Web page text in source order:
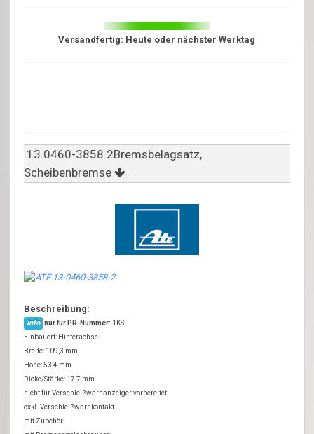
Versandfertig: Heute oder nächster Werktag
13.0460-3858.2Bremsbelagsatz,
Scheibenbremse
Beschreibung:
info nur für PR-Nummer: 1KS
Einbauort: Hinterachse
Breite: 109,3 mm
Höhe: 53,4 mm
Dicke/Stärke: 17,7 mm
nicht für Verschleißwarnanzeiger vorbereitet
exkl. Verschleißwarnkontakt
mit Zubehör